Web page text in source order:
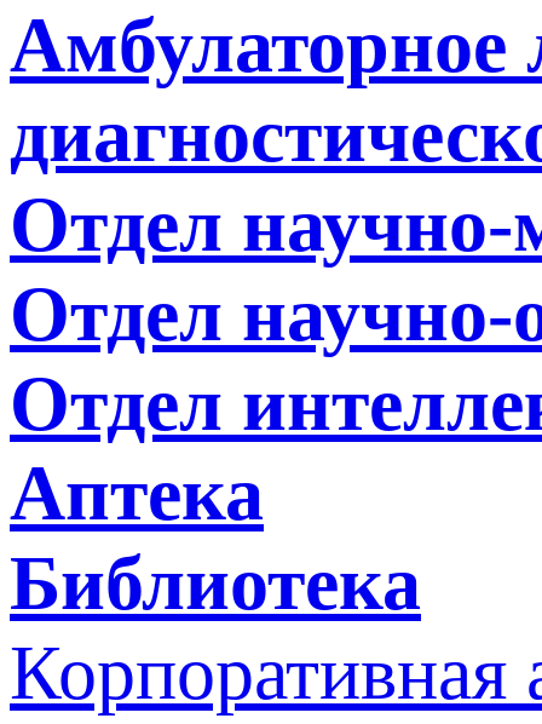
Амбулаторное
Отдел
Отдел научно-
Отдел
Аптека
Библиотека
Корпоративная